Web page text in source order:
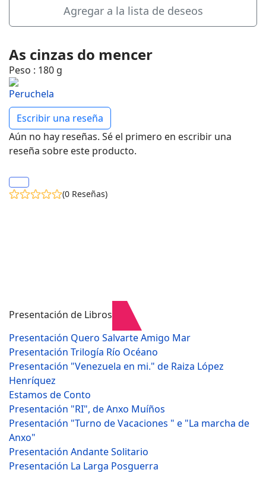
Agregar a la lista de deseos
As cinzas do mencer
Peso : 180 g
Escribir una reseña
Aún no hay reseñas. Sé el primero en escribir una
reseña sobre este producto.
(0 Reseñas)
Presentación de Libros
Presentación Quero Salvarte Amigo Mar
Presentación Trilogía Río Océano
Presentación "Venezuela en mi." de Raiza López
Henríquez
Estamos de Conto
Presentación "RI", de Anxo Muíños
Presentación "Turno de Vacaciones " e "La marcha de
Anxo"
Presentación Andante Solitario
Presentación La Larga Posguerra